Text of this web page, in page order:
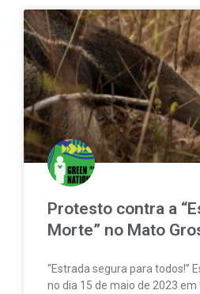
Protesto contra a
Morte” no Mato
“Estrada segura para todos!”
no dia 15 de maio de 2023 em